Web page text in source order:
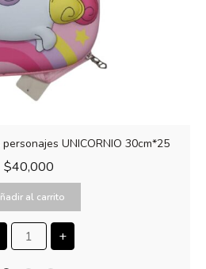
UNICORNIO 30cm*25
$40,000
al carrito
+